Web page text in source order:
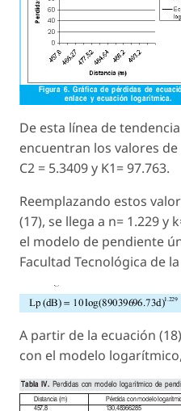
De esta línea de
encuentran los valores
C2 = 5.3409 y K1= 97.763.
Reemplazando estos
(17), se llega a n= 1.229 y
el modelo de pendiente
Facultad Tecnológica de
A partir de la ecuación
con el modelo